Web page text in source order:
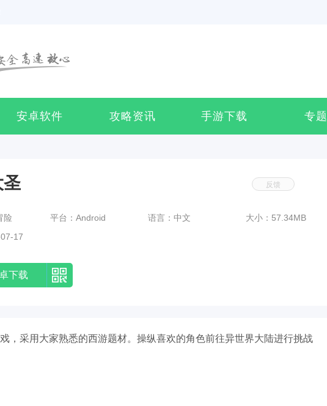
安卓软件 攻略资讯 手游下载 专题
险 平台：Android 语言：中文
大小：57.34MB
17
下载
圣
，采用大家熟悉的西游题材。操纵喜欢的角色前往异世界大陆进行挑战
反馈